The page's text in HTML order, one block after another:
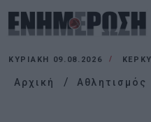
ΚΥΡΙΑΚΉ 09.08.2026
Αρχική Αθλητισμός